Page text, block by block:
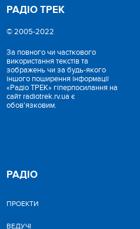
РАДІО ТРЕК
© 2005-2022
За повного чи часткового
використання текстів та
зображень чи за будь-якого
іншого поширення інформації
«Радіо ТРЕК» гіперпосилання на
сайт radiotrek.rv.ua є
обов'язковим.
РАДІО
ПРОЕКТИ
ВЕДУЧІ